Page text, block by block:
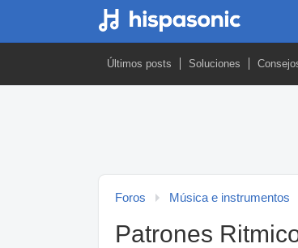
Últimos posts Soluciones
Foros Música e instrumentos
Patrones